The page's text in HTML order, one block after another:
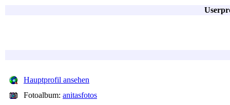
Hauptprofil ansehen
Fotoalbum: anitasfotos